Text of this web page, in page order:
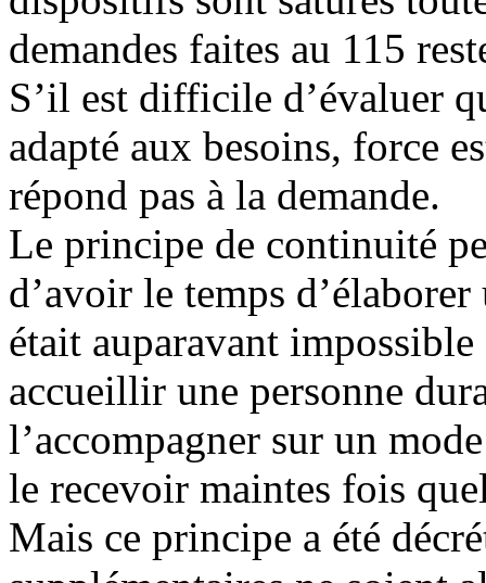
demandes faites au 115
S’il est difficile d’évaluer
adapté aux besoins, force
répond pas à la demande.
Le principe de continuité
d’avoir le temps
était auparavant
accueillir une personne
l’accompagner sur un
le recevoir maintes fois
Mais ce principe a été